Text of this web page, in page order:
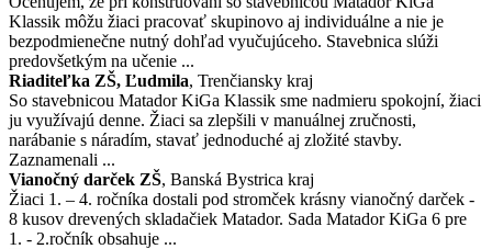
Klassik môžu žiaci pracovať skupinovo aj individuálne a nie je
bezpodmienečne nutný dohľad vyučujúceho. Stavebnica slúži
predovšetkým na učenie ...
Riaditeľka ZŠ, Ľudmila, Trenčiansky kraj
So stavebnicou Matador KiGa Klassik sme nadmieru spokojní, žiaci
ju využívajú denne. Žiaci sa zlepšili v manuálnej zručnosti,
narábanie s náradím, stavať jednoduché aj zložité stavby.
Zaznamenali ...
Vianočný darček ZŠ, Banská Bystrica kraj
Žiaci 1. – 4. ročníka dostali pod stromček krásny vianočný darček -
8 kusov drevených skladačiek Matador. Sada Matador KiGa 6 pre
1. - 2.ročník obsahuje ...